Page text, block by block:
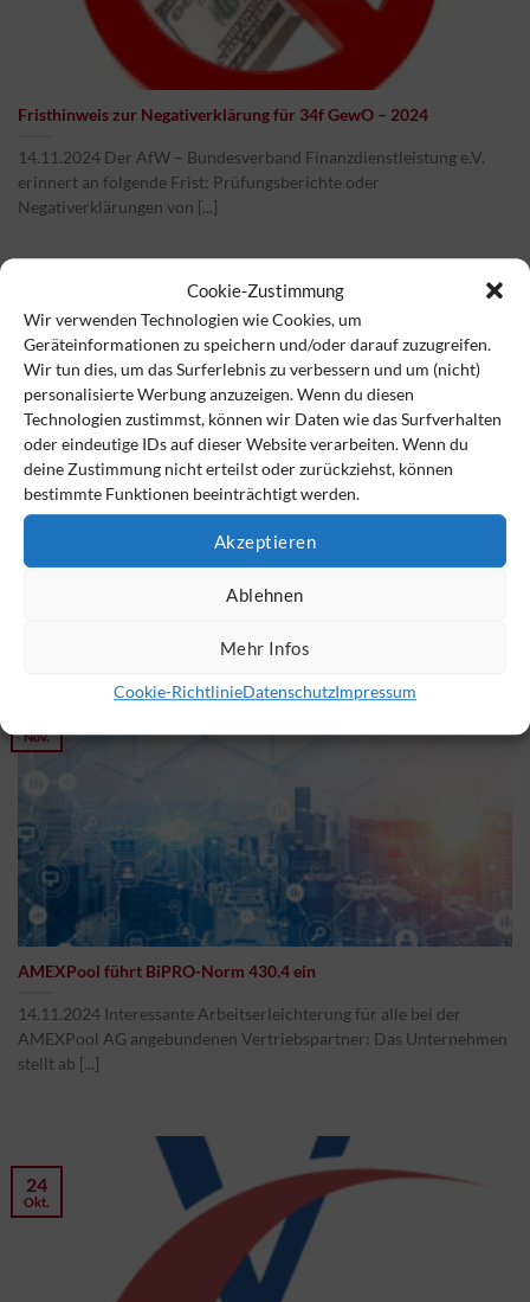
Cookie-Zustimmung
Wir verwenden Technologien wie Cookies, um
Geräteinformationen zu speichern und/oder darauf zuzugreifen.
Wir tun dies, um das Surferlebnis zu verbessern und um (nicht)
personalisierte Werbung anzuzeigen. Wenn du diesen
Technologien zustimmst, können wir Daten wie das Surfverhalten
oder eindeutige IDs auf dieser Website verarbeiten. Wenn du
deine Zustimmung nicht erteilst oder zurückziehst, können
bestimmte Funktionen beeinträchtigt werden.
Akzeptieren
Ablehnen
Mehr Infos
Cookie-RichtlinieDatenschutzImpressum
Fristhinweis zur Negativerklärung für 34f GewO – 2024
14.11.2024 Der AfW – Bundesverband Finanzdienstleistung e.V.
erinnert an folgende Frist: Prüfungsberichte oder
Negativerklärungen von [...]
14
Nov.
AMEXPool führt BiPRO-Norm 430.4 ein
14.11.2024 Interessante Arbeitserleichterung für alle bei der
AMEXPool AG angebundenen Vertriebspartner: Das Unternehmen
stellt ab [...]
Nov.
24
Okt.